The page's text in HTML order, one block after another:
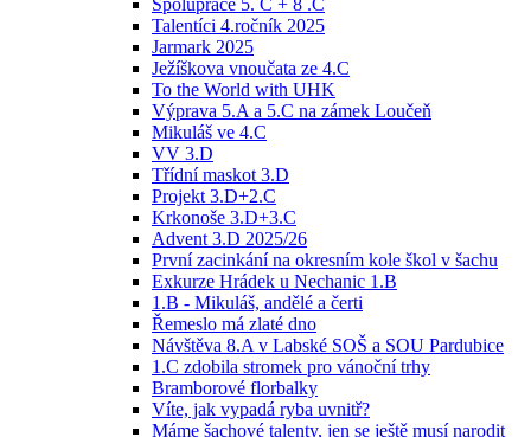
Spolupráce 5. C + 8 .C
Talentíci 4.ročník 2025
Jarmark 2025
Ježíškova vnoučata ze 4.C
To the World with UHK
Výprava 5.A a 5.C na zámek Loučeň
Mikuláš ve 4.C
VV 3.D
Třídní maskot 3.D
Projekt 3.D+2.C
Krkonoše 3.D+3.C
Advent 3.D 2025/26
První zacinkání na okresním kole škol v šachu
Exkurze Hrádek u Nechanic 1.B
1.B - Mikuláš, andělé a čerti
Řemeslo má zlaté dno
Návštěva 8.A v Labské SOŠ a SOU Pardubice
1.C zdobila stromek pro vánoční trhy
Bramborové florbalky
Víte, jak vypadá ryba uvnitř?
Máme šachové talenty, jen se ještě musí narodit